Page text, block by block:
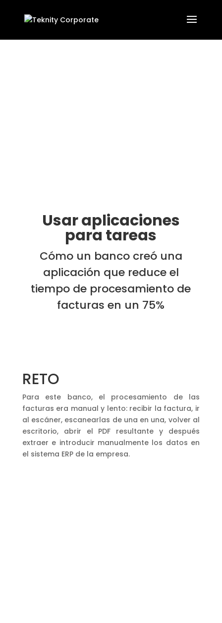
Usar aplicaciones
para tareas
Cómo un banco creó una
aplicación que reduce el
tiempo de procesamiento de
facturas en un 75%
RETO
Para este banco, el procesamiento de las
facturas era manual y lento: recibir la factura, ir
al escáner, escanearlas de una en una, volver al
escritorio, abrir el PDF resultante y después
extraer e introducir manualmente los datos en
el sistema ERP de la empresa.